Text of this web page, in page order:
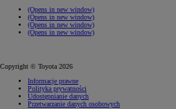
(Opens in new window)
(Opens in new window)
(Opens in new window)
(Opens in new window)
Copyright © Toyota 2026
Informacje prawne
Polityka prywatności
Udostępnianie danych
Przetwarzanie danych osobowych